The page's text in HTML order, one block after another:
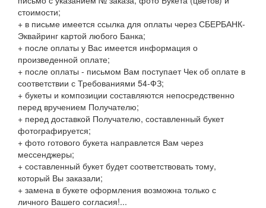
стоимости;
+ в письме имеется ссылка для оплаты через СБЕРБАНК-
Эквайринг картой любого Банка;
+ после оплаты у Вас имеется информация о
произведенной оплате;
+ после оплаты - письмом Вам поступает Чек об оплате в
соответствии с Требованиями 54-ФЗ;
+ букеты и композиции составляются непосредственно
перед вручением Получателю;
+ перед доставкой Получателю, составленный букет
фотографируется;
+ фото готового букета направлется Вам через
мессенджеры;
+ составленный букет будет соответствовать тому,
который Вы заказали;
+ замена в букете оформления возможна только с
личного Вашего согласия!...